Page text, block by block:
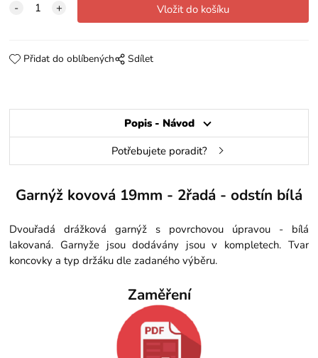
Přidat do oblíbených Sdílet
Popis - Návod
Potřebujete poradit?
Garnýž kovová 19mm - 2řadá - odstín bílá
Dvouřadá drážková garnýž s povrchovou úpravou - bílá
lakovaná. Garnyže jsou dodávány jsou v kompletech. Tvar
koncovky a typ držáku dle zadaného výběru.
Zaměření